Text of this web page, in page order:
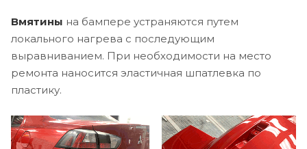
Вмятины на бампере устраняются путем
локального нагрева с последующим
выравниванием. При необходимости на место
ремонта наносится эластичная шпатлевка по
пластику.